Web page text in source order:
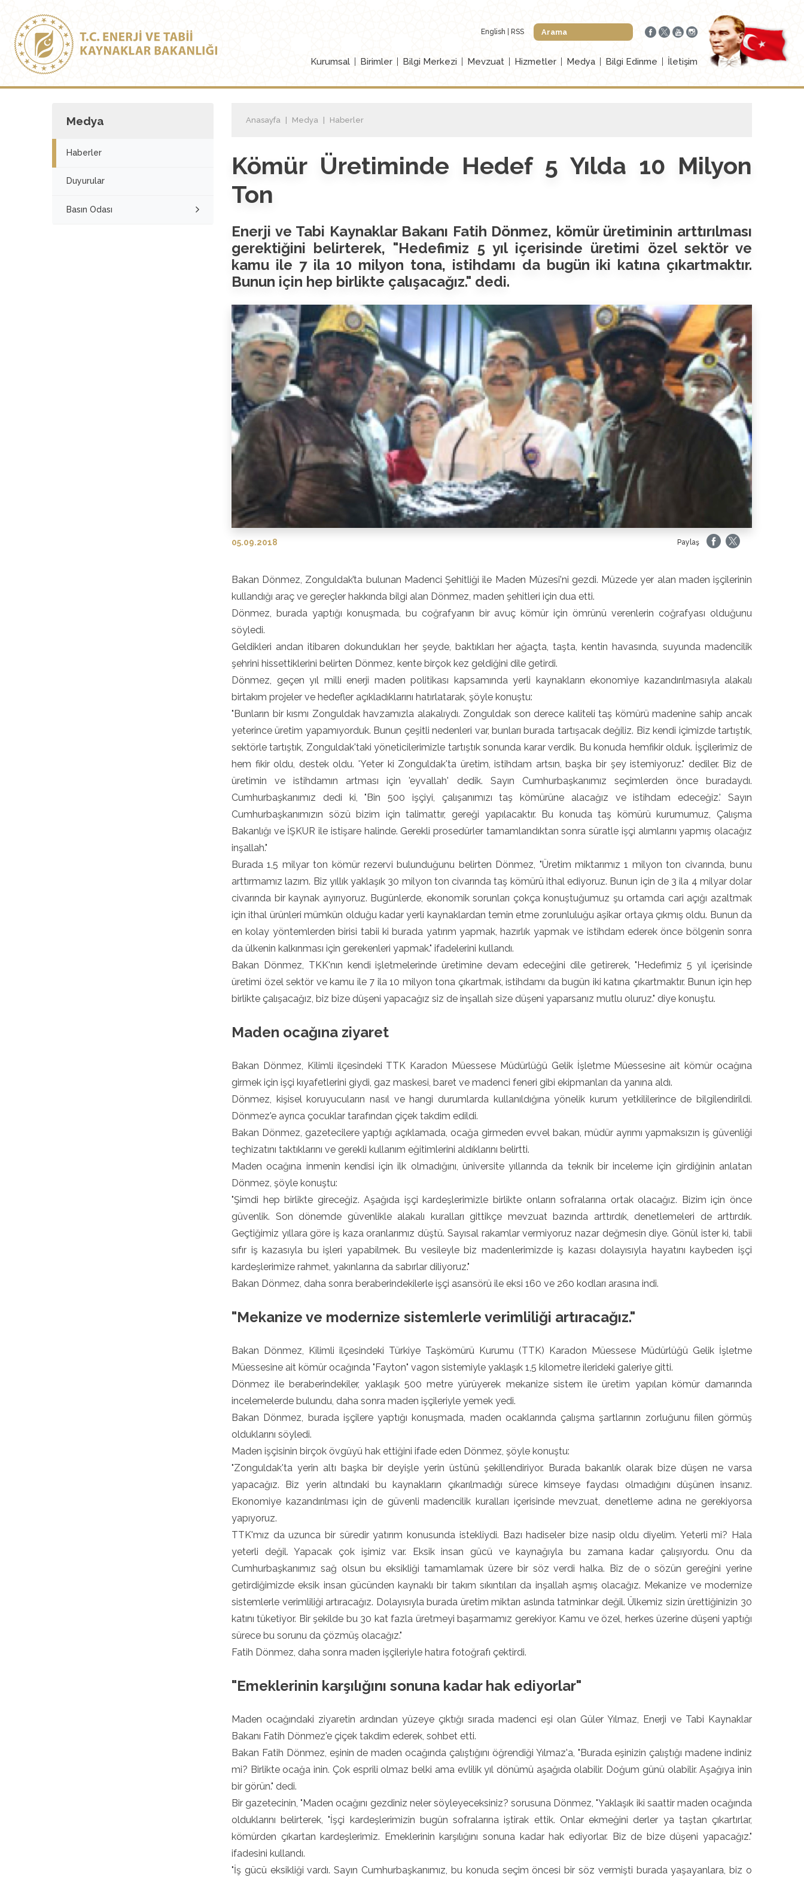
English RSS
Kurumsal Birimler Bilgi Merkezi Mevzuat Hizmetler Medya Bilgi Edinme İletişim
Medya
Haberler
Duyurular
Basın Odası
Anasayfa Medya Haberler
Kömür Üretiminde Hedef 5 Yılda 10 Milyon
Ton
Enerji ve Tabi Kaynaklar Bakanı Fatih Dönmez, kömür üretiminin arttırılması
gerektiğini belirterek, "Hedefimiz 5 yıl içerisinde üretimi özel sektör ve
kamu ile 7 ila 10 milyon tona, istihdamı da bugün iki katına çıkartmaktır.
Bunun için hep birlikte çalışacağız." dedi.
05.09.2018 Paylaş
Bakan Dönmez, Zonguldak’ta bulunan Madenci Şehitliği ile Maden Müzesi'ni gezdi. Müzede yer alan maden işçilerinin
kullandığı araç ve gereçler hakkında bilgi alan Dönmez, maden şehitleri için dua etti.
Dönmez, burada yaptığı konuşmada, bu coğrafyanın bir avuç kömür için ömrünü verenlerin coğrafyası olduğunu
söyledi.
Geldikleri andan itibaren dokundukları her şeyde, baktıkları her ağaçta, taşta, kentin havasında, suyunda madencilik
şehrini hissettiklerini belirten Dönmez, kente birçok kez geldiğini dile getirdi.
Dönmez, geçen yıl milli enerji maden politikası kapsamında yerli kaynakların ekonomiye kazandırılmasıyla alakalı
birtakım projeler ve hedefler açıkladıklarını hatırlatarak, şöyle konuştu:
"Bunların bir kısmı Zonguldak havzamızla alakalıydı. Zonguldak son derece kaliteli taş kömürü madenine sahip ancak
yeterince üretim yapamıyorduk. Bunun çeşitli nedenleri var, bunları burada tartışacak değiliz. Biz kendi içimizde tartıştık,
sektörle tartıştık, Zonguldak'taki yöneticilerimizle tartıştık sonunda karar verdik. Bu konuda hemfikir olduk. İşçilerimiz de
hem fikir oldu, destek oldu. 'Yeter ki Zonguldak'ta üretim, istihdam artsın, başka bir şey istemiyoruz." dediler. Biz de
üretimin ve istihdamın artması için 'eyvallah' dedik. Sayın Cumhurbaşkanımız seçimlerden önce buradaydı.
Cumhurbaşkanımız dedi ki, "Bin 500 işçiyi, çalışanımızı taş kömürüne alacağız ve istihdam edeceğiz.' Sayın
Cumhurbaşkanımızın sözü bizim için talimattır, gereği yapılacaktır. Bu konuda taş kömürü kurumumuz, Çalışma
Bakanlığı ve İŞKUR ile istişare halinde. Gerekli prosedürler tamamlandıktan sonra süratle işçi alımlarını yapmış olacağız
inşallah."
Burada 1,5 milyar ton kömür rezervi bulunduğunu belirten Dönmez, "Üretim miktarımız 1 milyon ton civarında, bunu
arttırmamız lazım. Biz yıllık yaklaşık 30 milyon ton civarında taş kömürü ithal ediyoruz. Bunun için de 3 ila 4 milyar dolar
civarında bir kaynak ayırıyoruz. Bugünlerde, ekonomik sorunları çokça konuştuğumuz şu ortamda cari açığı azaltmak
için ithal ürünleri mümkün olduğu kadar yerli kaynaklardan temin etme zorunluluğu aşikar ortaya çıkmış oldu. Bunun da
en kolay yöntemlerden birisi tabii ki burada yatırım yapmak, hazırlık yapmak ve istihdam ederek önce bölgenin sonra
da ülkenin kalkınması için gerekenleri yapmak." ifadelerini kullandı.
Bakan Dönmez, TKK'nın kendi işletmelerinde üretimine devam edeceğini dile getirerek, "Hedefimiz 5 yıl içerisinde
üretimi özel sektör ve kamu ile 7 ila 10 milyon tona çıkartmak, istihdamı da bugün iki katına çıkartmaktır. Bunun için hep
birlikte çalışacağız, biz bize düşeni yapacağız siz de inşallah size düşeni yaparsanız mutlu oluruz." diye konuştu.
Maden ocağına ziyaret
Bakan Dönmez, Kilimli ilçesindeki TTK Karadon Müessese Müdürlüğü Gelik İşletme Müessesine ait kömür ocağına
girmek için işçi kıyafetlerini giydi, gaz maskesi, baret ve madenci feneri gibi ekipmanları da yanına aldı.
Dönmez, kişisel koruyucuların nasıl ve hangi durumlarda kullanıldığına yönelik kurum yetkililerince de bilgilendirildi.
Dönmez'e ayrıca çocuklar tarafından çiçek takdim edildi.
Bakan Dönmez, gazetecilere yaptığı açıklamada, ocağa girmeden evvel bakan, müdür ayrımı yapmaksızın iş güvenliği
teçhizatını taktıklarını ve gerekli kullanım eğitimlerini aldıklarını belirtti.
Maden ocağına inmenin kendisi için ilk olmadığını, üniversite yıllarında da teknik bir inceleme için girdiğinin anlatan
Dönmez, şöyle konuştu:
"Şimdi hep birlikte gireceğiz. Aşağıda işçi kardeşlerimizle birlikte onların sofralarına ortak olacağız. Bizim için önce
güvenlik. Son dönemde güvenlikle alakalı kuralları gittikçe mevzuat bazında arttırdık, denetlemeleri de arttırdık.
Geçtiğimiz yıllara göre iş kaza oranlarımız düştü. Sayısal rakamlar vermiyoruz nazar değmesin diye. Gönül ister ki, tabii
sıfır iş kazasıyla bu işleri yapabilmek. Bu vesileyle biz madenlerimizde iş kazası dolayısıyla hayatını kaybeden işçi
kardeşlerimize rahmet, yakınlarına da sabırlar diliyoruz."
Bakan Dönmez, daha sonra beraberindekilerle işçi asansörü ile eksi 160 ve 260 kodları arasına indi.
"Mekanize ve modernize sistemlerle verimliliği artıracağız."
Bakan Dönmez, Kilimli ilçesindeki Türkiye Taşkömürü Kurumu (TTK) Karadon Müessese Müdürlüğü Gelik İşletme
Müessesine ait kömür ocağında "Fayton" vagon sistemiyle yaklaşık 1,5 kilometre ilerideki galeriye gitti.
Dönmez ile beraberindekiler, yaklaşık 500 metre yürüyerek mekanize sistem ile üretim yapılan kömür damarında
incelemelerde bulundu, daha sonra maden işçileriyle yemek yedi.
Bakan Dönmez, burada işçilere yaptığı konuşmada, maden ocaklarında çalışma şartlarının zorluğunu fiilen görmüş
olduklarını söyledi.
Maden işçisinin birçok övgüyü hak ettiğini ifade eden Dönmez, şöyle konuştu:
"Zonguldak'ta yerin altı başka bir deyişle yerin üstünü şekillendiriyor. Burada bakanlık olarak bize düşen ne varsa
yapacağız. Biz yerin altındaki bu kaynakların çıkarılmadığı sürece kimseye faydası olmadığını düşünen insanız.
Ekonomiye kazandırılması için de güvenli madencilik kuralları içerisinde mevzuat, denetleme adına ne gerekiyorsa
yapıyoruz.
TTK'mız da uzunca bir süredir yatırım konusunda istekliydi. Bazı hadiseler bize nasip oldu diyelim. Yeterli mi? Hala
yeterli değil. Yapacak çok işimiz var. Eksik insan gücü ve kaynağıyla bu zamana kadar çalışıyordu. Onu da
Cumhurbaşkanımız sağ olsun bu eksikliği tamamlamak üzere bir söz verdi halka. Biz de o sözün gereğini yerine
getirdiğimizde eksik insan gücünden kaynaklı bir takım sıkıntıları da inşallah aşmış olacağız. Mekanize ve modernize
sistemlerle verimliliği artıracağız. Dolayısıyla burada üretim miktarı aslında tatminkar değil. Ülkemiz sizin ürettiğinizin 30
katını tüketiyor. Bir şekilde bu 30 kat fazla üretmeyi başarmamız gerekiyor. Kamu ve özel, herkes üzerine düşeni yaptığı
sürece bu sorunu da çözmüş olacağız."
Fatih Dönmez, daha sonra maden işçileriyle hatıra fotoğrafı çektirdi.
"Emeklerinin karşılığını sonuna kadar hak ediyorlar"
Maden ocağındaki ziyaretin ardından yüzeye çıktığı sırada madenci eşi olan Güler Yılmaz, Enerji ve Tabi Kaynaklar
Bakanı Fatih Dönmez'e çiçek takdim ederek, sohbet etti.
Bakan Fatih Dönmez, eşinin de maden ocağında çalıştığını öğrendiği Yılmaz'a, "Burada eşinizin çalıştığı madene indiniz
mi? Birlikte ocağa inin. Çok esprili olmaz belki ama evlilik yıl dönümü aşağıda olabilir. Doğum günü olabilir. Aşağıya inin
bir görün." dedi.
Bir gazetecinin, "Maden ocağını gezdiniz neler söyleyeceksiniz? sorusuna Dönmez, "Yaklaşık iki saattir maden ocağında
olduklarını belirterek, "İşçi kardeşlerimizin bugün sofralarına iştirak ettik. Onlar ekmeğini derler ya taştan çıkartırlar,
kömürden çıkartan kardeşlerimiz. Emeklerinin karşılığını sonuna kadar hak ediyorlar. Biz de bize düşeni yapacağız."
ifadesini kullandı.
"İş gücü eksikliği vardı. Sayın Cumhurbaşkanımız, bu konuda seçim öncesi bir söz vermişti burada yaşayanlara, biz o